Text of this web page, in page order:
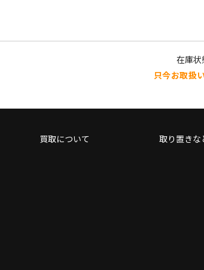
在庫状
只今お取扱
買取について 取り置きな